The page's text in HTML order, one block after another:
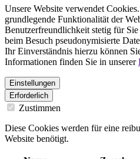
Unsere Website verwendet
grundlegende Funktionalität der
Benutzerfreundlichkeit stetig für
beim Besuch pseudonymisierte
Ihr Einverständnis hierzu können
Informationen finden Sie in unserer
Einstellungen
Erforderlich
Zustimmen
Diese Cookies werden für eine
Website benötigt.